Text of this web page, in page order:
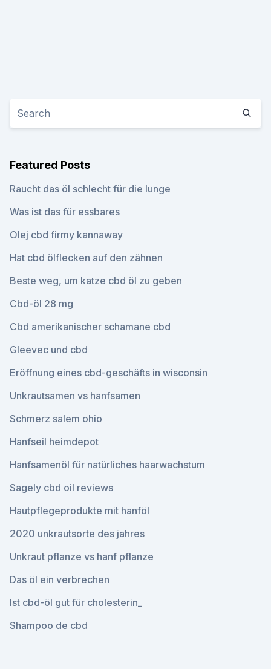
Featured Posts
Raucht das öl schlecht für die lunge
Was ist das für essbares
Olej cbd firmy kannaway
Hat cbd ölflecken auf den zähnen
Beste weg, um katze cbd öl zu geben
Cbd-öl 28 mg
Cbd amerikanischer schamane cbd
Gleevec und cbd
Eröffnung eines cbd-geschäfts in wisconsin
Unkrautsamen vs hanfsamen
Schmerz salem ohio
Hanfseil heimdepot
Hanfsamenöl für natürliches haarwachstum
Sagely cbd oil reviews
Hautpflegeprodukte mit hanföl
2020 unkrautsorte des jahres
Unkraut pflanze vs hanf pflanze
Das öl ein verbrechen
Ist cbd-öl gut für cholesterin_
Shampoo de cbd